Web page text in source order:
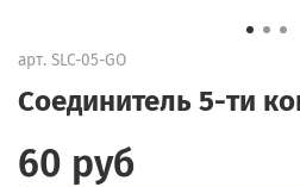
арт. SLC-05-GO
Соединитель 5-ти
60 руб